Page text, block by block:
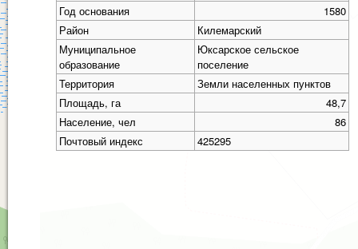
Год основания
1580
Район
Килемарский
Муниципальное
образование
Юксарское сельское
поселение
Территория
Земли населенных пунктов
Площадь, га
48,7
Население, чел
86
Почтовый индекс
425295